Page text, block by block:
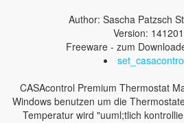
Author: Sascha Patzsch
Version:
Freeware - zum
CASAcontrol Premium Thermostat
Windows benutzen um die
Temperatur wird "uuml;tlich